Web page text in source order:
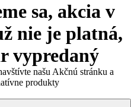
sa, akcia v
nie je platná,
vypredaný
našu Akčnú stránku a
produkty